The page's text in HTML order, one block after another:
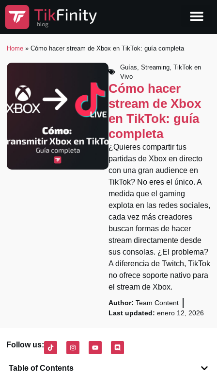
Home » Cómo hacer stream de Xbox en TikTok: guía completa
Guías, Streaming, TikTok en
Vivo
Cómo hacer
stream de Xbox
en TikTok: guía
completa
¿Quieres compartir tus
partidas de Xbox en directo
con una gran audience en
TikTok? No eres el único. A
medida que el gaming
explota en las redes sociales,
cada vez más creadores
buscan formas de hacer
stream directamente desde
sus consolas. ¿El problema?
A diferencia de Twitch, TikTok
no ofrece soporte nativo para
el stream de Xbox.
Author: Team Content
Last updated: enero 12, 2026
Table of Contents
Follow us: